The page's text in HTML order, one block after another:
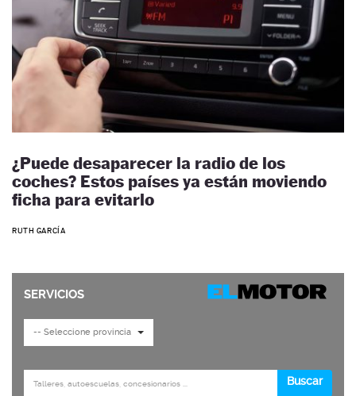
¿Puede desaparecer la radio de los
coches? Estos países ya están moviendo
ficha para evitarlo
RUTH GARCÍA